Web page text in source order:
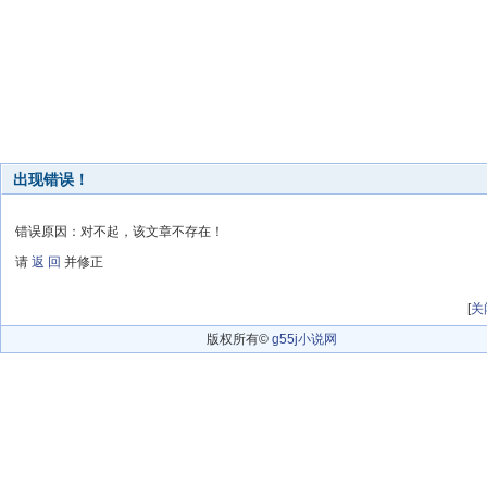
出现错误！
错误原因：对不起，该文章不存在！
请 返 回 并修正
[关
版权所有© g55j小说网